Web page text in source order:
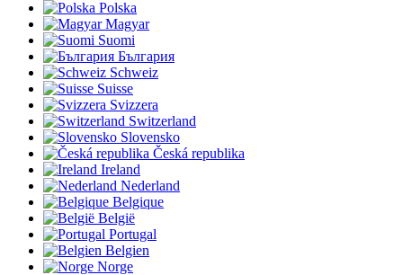
Polska
Magyar
Suomi
България
Schweiz
Suisse
Svizzera
Switzerland
Slovensko
Česká republika
Ireland
Nederland
Belgique
België
Portugal
Belgien
Norge